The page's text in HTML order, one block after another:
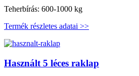
Teherbírás: 600-1000 kg
Termék részletes adatai >>
Használt 5 léces raklap